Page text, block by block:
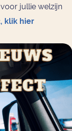
jullie welzijn
klik hier